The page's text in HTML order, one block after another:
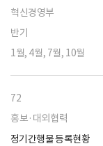
혁신경영부
반기
1월, 4월, 7월, 10월
72
홍보·대외협력
정기간행물 등록현황